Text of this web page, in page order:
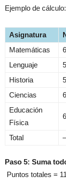
Ejemplo de cálculo:
Asignatura
Matemáticas
Lenguaje
Historia
Ciencias
Educación
Física
Total
Paso 5: Suma
Puntos totales =